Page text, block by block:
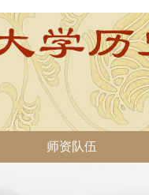
师资队伍